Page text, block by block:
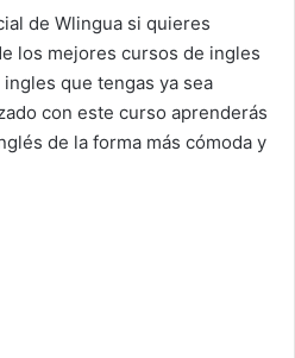
de Wlingua si quieres
los mejores cursos de ingles
que tengas ya sea
con este curso aprenderás
de la forma más cómoda y